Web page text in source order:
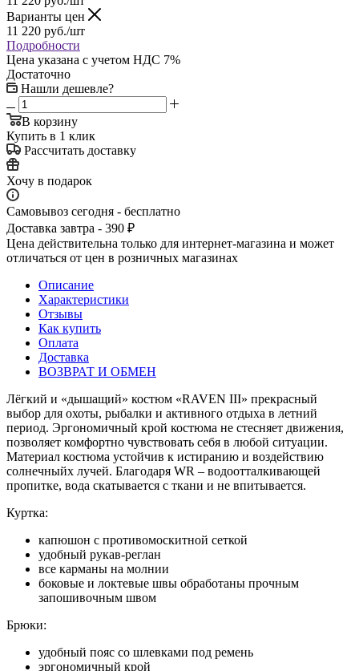
Варианты цен
11 220 руб./шт
Подробности
Цена указана с учетом НДС 7%
Достаточно
Нашли дешевле?
В корзину
Купить в 1 клик
Рассчитать доставку
Хочу в подарок
Самовывоз сегодня - бесплатно
Доставка завтра - 390 ₽
Цена действительна только для интернет-магазина и может
отличаться от цен в розничных магазинах
Описание
Характеристики
Отзывы
Как купить
Оплата
Доставка
ВОЗВРАТ И ОБМЕН
Лёгкий и «дышащий» костюм «RAVEN III» прекрасный
выбор для охоты, рыбалки и активного отдыха в летний
период. Эргономичный крой костюма не стесняет движения,
позволяет комфортно чувствовать себя в любой ситуации.
Материал костюма устойчив к истиранию и воздействию
солнечныйх лучей. Благодаря WR – водоотталкивающей
пропитке, вода скатывается с ткани и не впитывается.
Куртка:
капюшон с противомоскитной сеткой
удобный рукав-реглан
все карманы на молнии
боковые и локтевые швы обработаны прочным
запошивочным швом
Брюки:
удобный пояс со шлевками под ремень
эргономичный крой